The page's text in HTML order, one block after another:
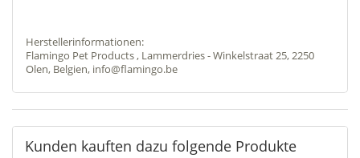
Herstellerinformationen:
Flamingo Pet Products , Lammerdries - Winkelstraat 25, 2250
Olen, Belgien, info@flamingo.be
Kunden kauften dazu folgende Produkte